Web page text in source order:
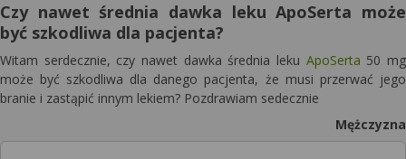
Czy nawet średnia dawka leku ApoSerta może
być szkodliwa dla pacjenta?
Witam serdecznie, czy nawet dawka średnia leku ApoSerta 50 mg
może być szkodliwa dla danego pacjenta, że musi przerwać jego
branie i zastąpić innym lekiem? Pozdrawiam sedecznie
Mężczyzna